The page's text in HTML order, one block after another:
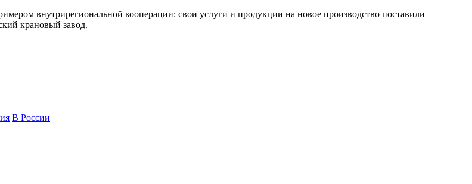
внутрирегиональной кооперации: свои услуги и продукции на новое производство поставили
крановый завод.
В России